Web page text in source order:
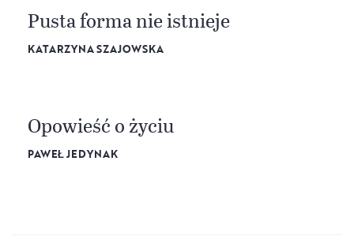
Pusta forma nie istnieje
KATARZYNA SZAJOWSKA
Opowieść o życiu
PAWEŁ JEDYNAK